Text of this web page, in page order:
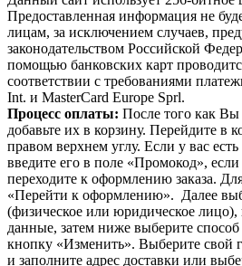
Предоставленная информация не
лицам, за исключением случаев,
законодательством Российской
помощью банковских карт
соответствии с требованиями
Int. и MasterCard Europe Sprl.
Процесс оплаты: После того как
добавьте их в корзину. Перейдите в
правом верхнем углу. Если у вас
введите его в поле «Промокод»,
переходите к оформлению заказа.
«Перейти к оформлению». Далее
(физическое или юридическое лицо),
данные, затем ниже выберите способ
кнопку «Изменить». Выберите свой
и заполните адрес доставки или